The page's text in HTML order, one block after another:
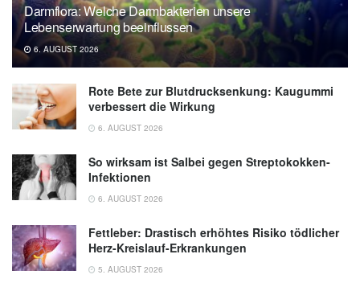
Darmflora: Welche Darmbakterien unsere
Lebenserwartung beeinflussen
6. AUGUST 2026
Rote Bete zur Blutdrucksenkung: Kaugummi
verbessert die Wirkung
6. AUGUST 2026
So wirksam ist Salbei gegen Streptokokken-
Infektionen
6. AUGUST 2026
Fettleber: Drastisch erhöhtes Risiko tödlicher
Herz-Kreislauf-Erkrankungen
5. AUGUST 2026